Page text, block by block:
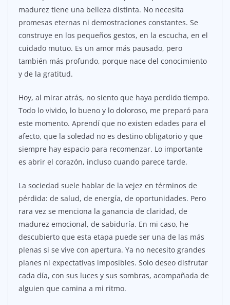
madurez tiene una belleza distinta. No necesita
promesas eternas ni demostraciones constantes. Se
construye en los pequeños gestos, en la escucha, en el
cuidado mutuo. Es un amor más pausado, pero
también más profundo, porque nace del conocimiento
y de la gratitud.
Hoy, al mirar atrás, no siento que haya perdido tiempo.
Todo lo vivido, lo bueno y lo doloroso, me preparó para
este momento. Aprendí que no existen edades para el
afecto, que la soledad no es destino obligatorio y que
siempre hay espacio para recomenzar. Lo importante
es abrir el corazón, incluso cuando parece tarde.
La sociedad suele hablar de la vejez en términos de
pérdida: de salud, de energía, de oportunidades. Pero
rara vez se menciona la ganancia de claridad, de
madurez emocional, de sabiduría. En mi caso, he
descubierto que esta etapa puede ser una de las más
plenas si se vive con apertura. Ya no necesito grandes
planes ni expectativas imposibles. Solo deseo disfrutar
cada día, con sus luces y sus sombras, acompañada de
alguien que camina a mi ritmo.